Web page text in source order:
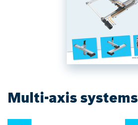
Multi-axis systems